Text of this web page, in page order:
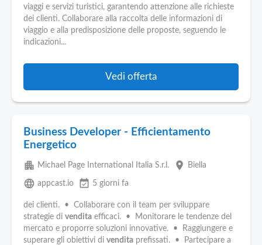
viaggi e servizi turistici, garantendo attenzione alle richieste
dei clienti. Collaborare alla raccolta delle informazioni di
viaggio e alla predisposizione delle proposte, seguendo le
indicazioni...
Vedi offerta
Business Developer - Efficientamento
Energetico
apartment Michael Page International Italia S.r.l. place Biella
language appcast.io event_available 5 giorni fa
dei clienti. • Collaborare con il team per sviluppare
strategie di vendita efficaci. • Monitorare le tendenze del
mercato e proporre soluzioni innovative. • Raggiungere e
superare gli obiettivi di vendita prefissati. • Partecipare a